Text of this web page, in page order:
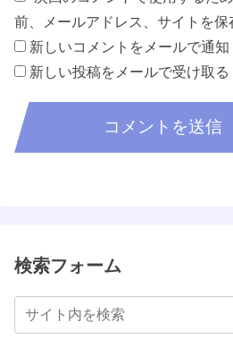
前、メールアドレス、サイトを保
新しいコメントをメールで通知
新しい投稿をメールで受け取る
検索フォーム